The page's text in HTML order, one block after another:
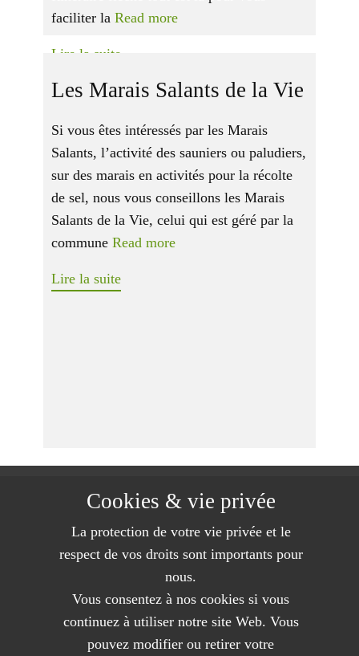
faciliter la Read more
Lire la suite
Les Marais Salants de la Vie
Si vous êtes intéressés par les Marais
Salants, l’activité des sauniers ou paludiers,
sur des marais en activités pour la récolte
de sel, nous vous conseillons les Marais
Salants de la Vie, celui qui est géré par la
commune Read more
Lire la suite
85670 ST CHRISTOPHE DU LIGN​ERON
Téléphone : 02 51 93 32 52 ou 06 82 94 61 02
Email :
contact@legitedelavergneneuve.com
Gîte de groupe de 20 personnes sur 2 gîtes avec salle
Cookies & vie privée
La protection de votre vie privée et le
respect de vos droits sont importants pour
nous.
Vous consentez à nos cookies si vous
continuez à utiliser notre site Web. Vous
pouvez modifier ou retirer votre